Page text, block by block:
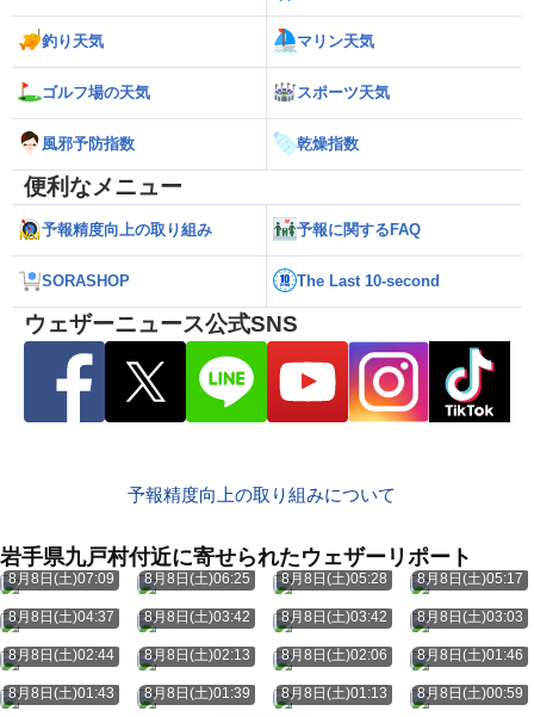
釣り天気 マリン天気
ゴルフ場の天気 スポーツ天気
風邪予防指数 乾燥指数
便利なメニュー
予報精度向上の取り組み 予報に関するFAQ
SORASHOP The Last 10-second
ウェザーニュース公式SNS
予報精度向上の取り組みについて
岩手県九戸村付近に寄せられたウェザーリポート
8月8日(土)07:09 8月8日(土)06:25 8月8日(土)05:28 8月8日(土)05:17
8月8日(土)04:37 8月8日(土)03:42 8月8日(土)03:42 8月8日(土)03:03
8月8日(土)02:44 8月8日(土)02:13 8月8日(土)02:06 8月8日(土)01:46
8月8日(土)01:43 8月8日(土)01:39 8月8日(土)01:13 8月8日(土)00:59